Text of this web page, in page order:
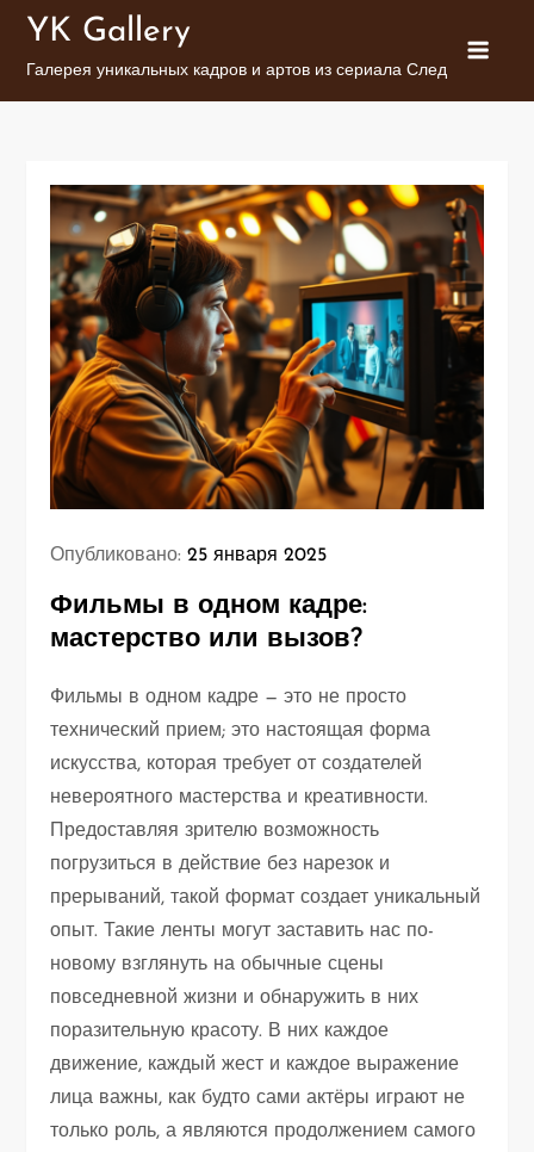
Перейти
содержимому
YK Gallery
Галерея уникальных кадров и артов из сериала След
Опубликовано:25 января 2025
Фильмы в одном кадре:
мастерство или вызов?
Фильмы в одном кадре — это не просто
технический прием; это настоящая форма
искусства, которая требует от создателей
невероятного мастерства и креативности.
Предоставляя зрителю возможность
погрузиться в действие без нарезок и
прерываний, такой формат создает уникальный
опыт. Такие ленты могут заставить нас по-
новому взглянуть на обычные сцены
повседневной жизни и обнаружить в них
поразительную красоту. В них каждое
движение, каждый жест и каждое выражение
лица важны, как будто сами актёры играют не
только роль, а являются продолжением самого